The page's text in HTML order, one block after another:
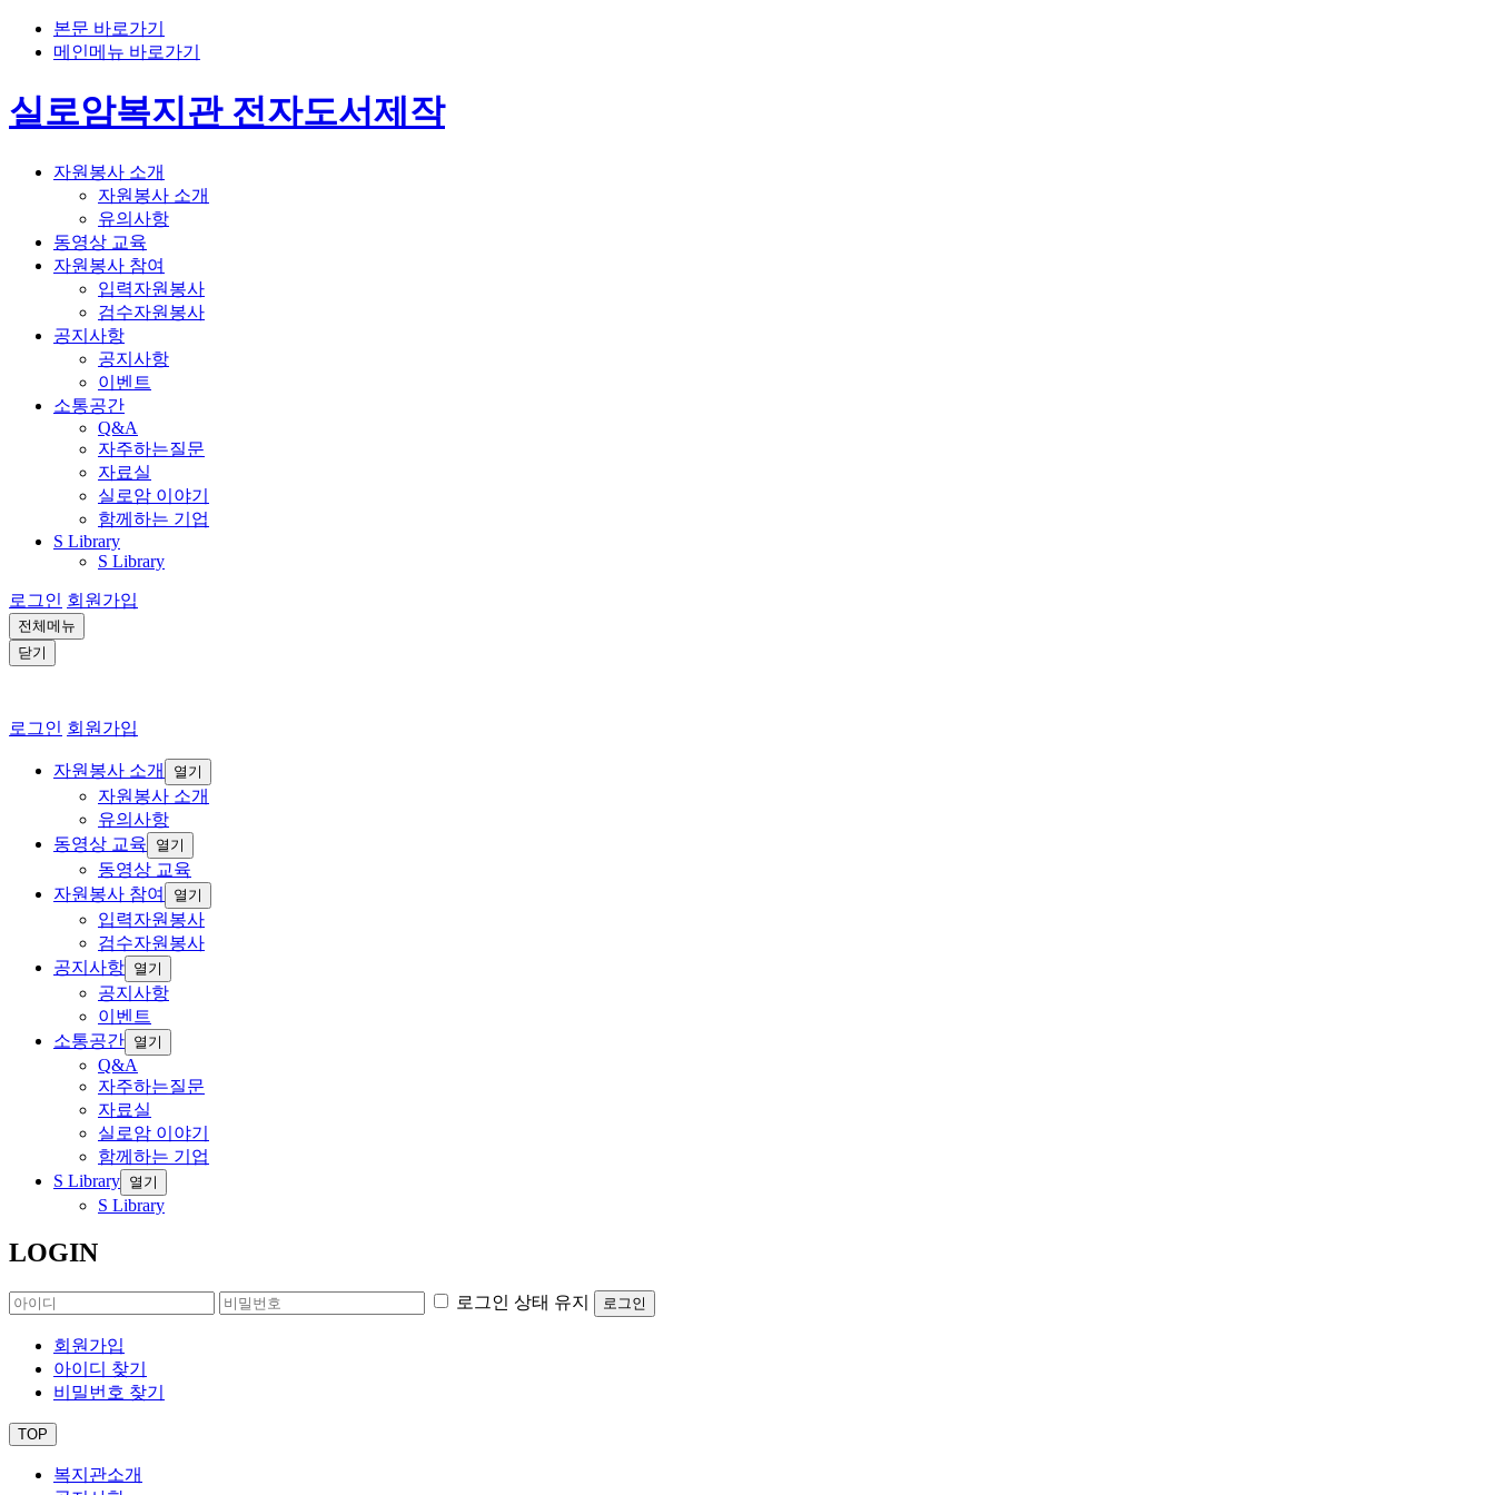
본문 바로가기
메인메뉴 바로가기
실로암복지관 전자도서제작
자원봉사 소개
자원봉사 소개
유의사항
동영상 교육
자원봉사 참여
입력자원봉사
검수자원봉사
공지사항
공지사항
이벤트
소통공간
Q&A
자주하는질문
자료실
실로암 이야기
함께하는 기업
S Library
S Library
로그인 회원가입
전체메뉴
닫기
로그인 회원가입
자원봉사 소개 열기
자원봉사 소개
유의사항
동영상 교육
열기
동영상 교육
자원봉사 참여
열기
입력자원봉사
검수자원봉사
공지사항 열기
공지사항
이벤트
소통공간 열기
Q&A
자주하는질문
자료실
실로암 이야기
함께하는 기업
S Library 열기
S Library
LOGIN
로그인 상태 유지
회원가입
아이디 찾기
비밀번호 찾기
TOP
복지관소개